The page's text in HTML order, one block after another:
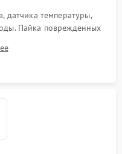
датчика температуры,
Пайка поврежденных
и контактов.